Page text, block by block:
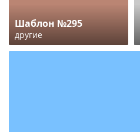
Шаблон №295
другие